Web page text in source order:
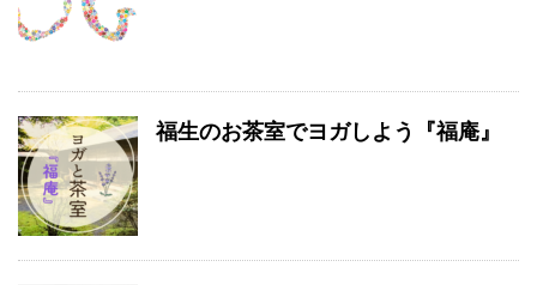
福生のお茶室でヨガしよう『福庵』